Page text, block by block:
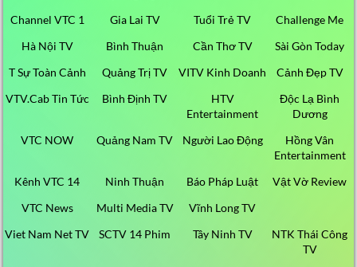
Channel VTC 1
Gia Lai TV Tuổi Trẻ TV
Challenge Me
Hà Nội TV
Bình Thuận Cần Thơ TV
Sài Gòn Today
T Sự Toàn Cảnh
Quảng Trị TV VITV Kinh Doanh
Cảnh Đẹp TV
VTV.Cab Tin Tức
Bình Định TV
HTV
Entertainment
Độc Lạ Bình
Dương
VTC NOW
Quảng Nam TV Người Lao Động
Hồng Vân
Entertainment
Kênh VTC 14
Ninh Thuận Báo Pháp Luật
Vật Vờ Review
VTC News
Multi Media TV
Vĩnh Long TV
Viet Nam Net TV
SCTV 14 Phim Tây Ninh TV
NTK Thái Công
TV